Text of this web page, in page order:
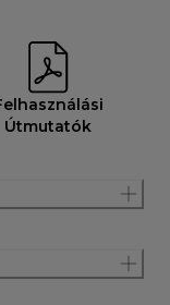
Útmutatók